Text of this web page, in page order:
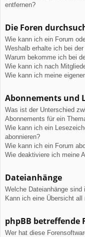
entfernen?
Die Foren
Wie kann ich ein Forum
Weshalb erhalte ich bei
Warum bekomme ich bei
Wie kann ich nach
Wie kann ich meine
Abonnements und
Was ist der Unterschied
Abonnements für ein
Wie kann ich ein
abonnieren?
Wie kann ich ein Forum
Wie deaktiviere ich meine
Dateianhänge
Welche Dateianhänge
Kann ich eine Übersicht
phpBB betreffende
Wer hat diese